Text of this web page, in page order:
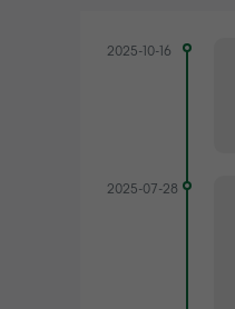
2025-10-16
2025-07-28